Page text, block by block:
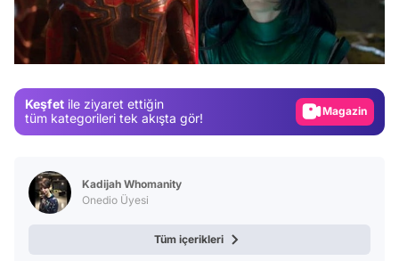
Keşfet ile ziyaret ettiğin
tüm kategorileri tek akışta gör!
Gündem
Video
Kadijah Whomanity
Onedio Üyesi
Tüm içerikleri